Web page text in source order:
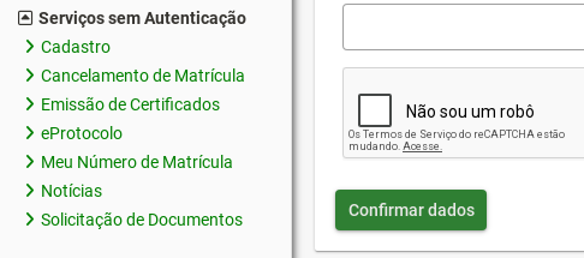
Serviços sem Autenticação
Cadastro
Cancelamento de Matrícula
Emissão de Certificados
eProtocolo
Meu Número de Matrícula
Notícias
Solicitação de Documentos
Confirmar dados